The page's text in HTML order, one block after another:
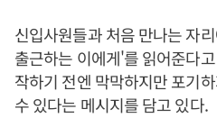
신입사원들과 처음 만나는 자
출근하는 이에게'를 읽어준다
작하기 전엔 막막하지만 포기
수 있다는 메시지를 담고 있다.